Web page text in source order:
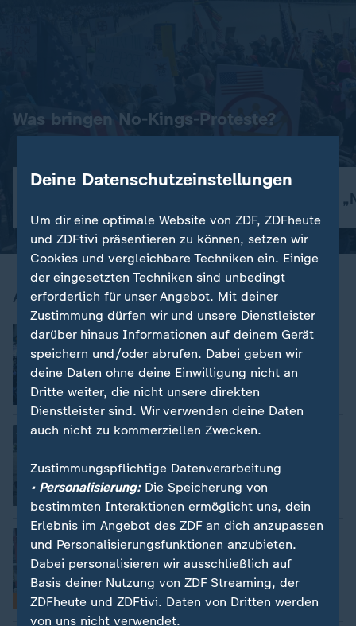
Was bringen No-Kings-Proteste?
Widerstand - auch international Spaltung der USA
Die USA nach den
Abschiebepolitik: Protest gegen ICE
Springsteen mit Auftritt in Minneapolis
:
USA: Proteste gegen ICE weiten sich
aufs ganze Land aus
mit Video1:43
ICE, Grenze, Visa-Stopp
USA durchsetzt
von Anna Grösch
mit Video
FAQ
Uniformen, Überwachungstechnik, Waffen
So geht der US-Grenzschutz auf
Migrantenjagd
von Nils Metzger
mit Video0:21
Deine Datenschutzeinstellungen
Um dir eine optimale Website von ZDF, ZDFheute
und ZDFtivi präsentieren zu können, setzen wir
Cookies und vergleichbare Techniken ein. Einige
der eingesetzten Techniken sind unbedingt
erforderlich für unser Angebot. Mit deiner
Zustimmung dürfen wir und unsere Dienstleister
darüber hinaus Informationen auf deinem Gerät
speichern und/oder abrufen. Dabei geben wir
deine Daten ohne deine Einwilligung nicht an
Dritte weiter, die nicht unsere direkten
Dienstleister sind. Wir verwenden deine Daten
auch nicht zu kommerziellen Zwecken.
Zustimmungspflichtige Datenverarbeitung
• Personalisierung:Die Speicherung von
bestimmten Interaktionen ermöglicht uns, dein
Erlebnis im Angebot des ZDF an dich anzupassen
und Personalisierungsfunktionen anzubieten.
Dabei personalisieren wir ausschließlich auf
Basis deiner Nutzung von ZDF Streaming, der
ZDFheute und ZDFtivi. Daten von Dritten werden
von uns nicht verwendet.